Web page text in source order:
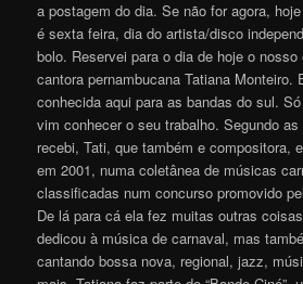
a postagem do dia. Se não for agora,
é sexta feira, dia do artista/disco
bolo. Reservei para o dia de hoje o
cantora pernambucana Tatiana Monteiro.
conhecida aqui para as bandas do sul.
vim conhecer o seu trabalho. Segundo
recebi, Tati, que também e compositora,
em 2001, numa coletânea de músicas
classificadas num concurso promovido
De lá para cá ela fez muitas outras
dedicou à música de carnaval, mas
cantando bossa nova, regional, jazz,